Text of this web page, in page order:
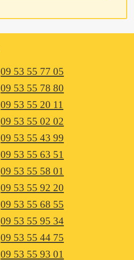
09 53 55 77 05
09 53 55 78 80
09 53 55 20 11
09 53 55 02 02
09 53 55 43 99
09 53 55 63 51
09 53 55 58 01
09 53 55 92 20
09 53 55 68 55
09 53 55 95 34
09 53 55 44 75
09 53 55 93 01